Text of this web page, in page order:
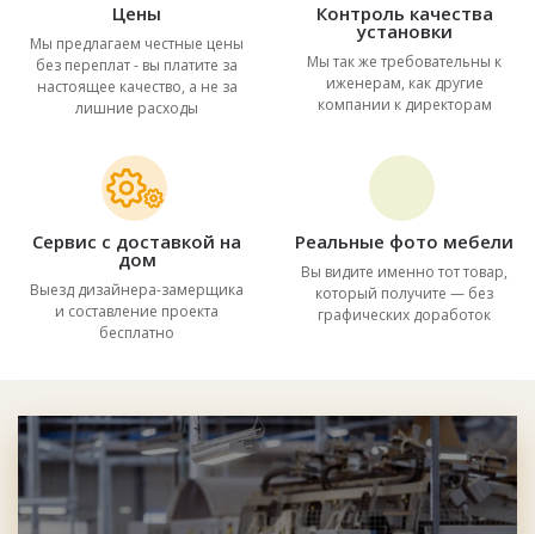
Цены
Мы предлагаем честные цены
без переплат - вы платите за
настоящее качество, а не за
лишние расходы
Контроль качества
установки
Мы так же требовательны к
иженерам, как другие
компании к директорам
Сервис с доставкой на
дом
Выезд дизайнера-замерщика
и составление проекта
бесплатно
Реальные фото мебели
Вы видите именно тот товар,
который получите — без
графических доработок